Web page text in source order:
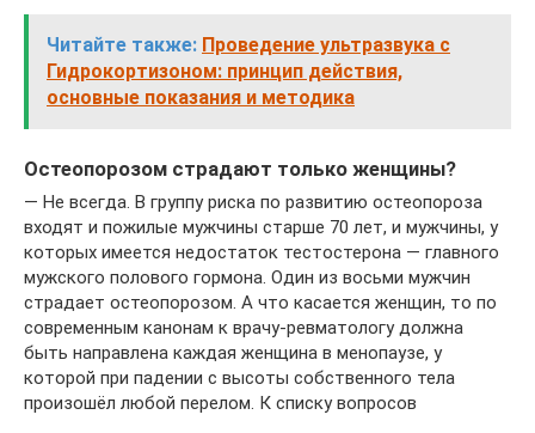
Читайте также: Проведение ультразвука с
Гидрокортизоном: принцип действия,
основные показания и методика
Остеопорозом страдают только женщины?
— Не всегда. В группу риска по развитию остеопороза
входят и пожилые мужчины старше 70 лет, и мужчины, у
которых имеется недостаток тестостерона — главного
мужского полового гормона. Один из восьми мужчин
страдает остеопорозом. А что касается женщин, то по
современным канонам к врачу-ревматологу должна
быть направлена каждая женщина в менопаузе, у
которой при падении с высоты собственного тела
произошёл любой перелом. К списку вопросов